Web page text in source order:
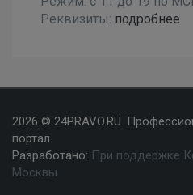
Реквизиты: подробнее
2026 © 24PRAVO.RU.
портал.
Разработано: При поддержке
Москвы
Мы используем файлы
для